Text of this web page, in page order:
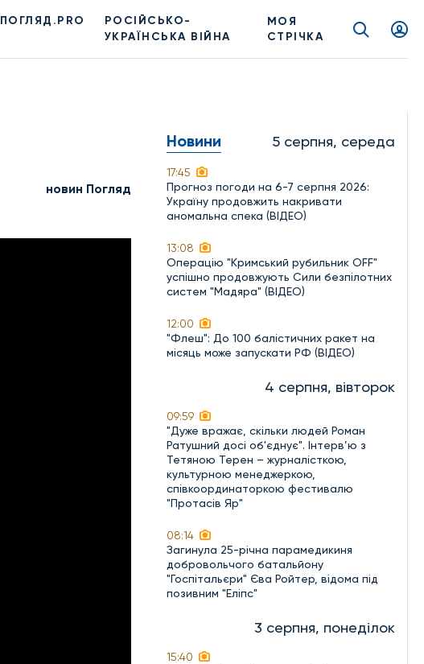
ПОГЛЯД.PRO
РОСІЙСЬКО-
УКРАЇНСЬКА ВІЙНА
МОЯ
СТРІЧКА
новин Погляд
Новини 5 серпня, середа
17:45
Прогноз погоди на 6-7 серпня 2026:
Україну продовжить накривати
аномальна спека (ВІДЕО)
13:08
Операцію "Кримський рубильник OFF"
успішно продовжують Сили безпілотних
систем "Мадяра" (ВІДЕО)
12:00
"Флеш": До 100 балістичних ракет на
місяць може запускати РФ (ВІДЕО)
4 серпня, вівторок
09:59
"Дуже вражає, скільки людей Роман
Ратушний досі об'єднує". Інтерв’ю з
Тетяною Терен – журналісткою,
культурною менеджеркою,
співкоординаторкою фестивалю
"Протасів Яр"
08:14
Загинула 25-річна парамедикиня
добровольчого батальйону
"Госпітальєри" Єва Ройтер, відома під
позивним "Еліпс"
3 серпня, понеділок
15:40